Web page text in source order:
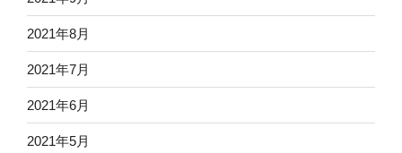
2021年8月
2021年7月
2021年6月
2021年5月